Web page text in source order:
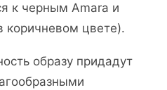
к черным Amara и
коричневом цвете).
образу придадут